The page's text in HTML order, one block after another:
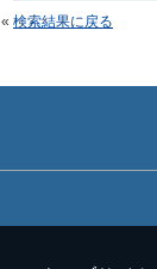
« 検索結果に戻る